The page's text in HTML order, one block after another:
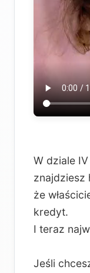
W dziale
znajdziesz
że
kredyt.
I teraz
Jeśli